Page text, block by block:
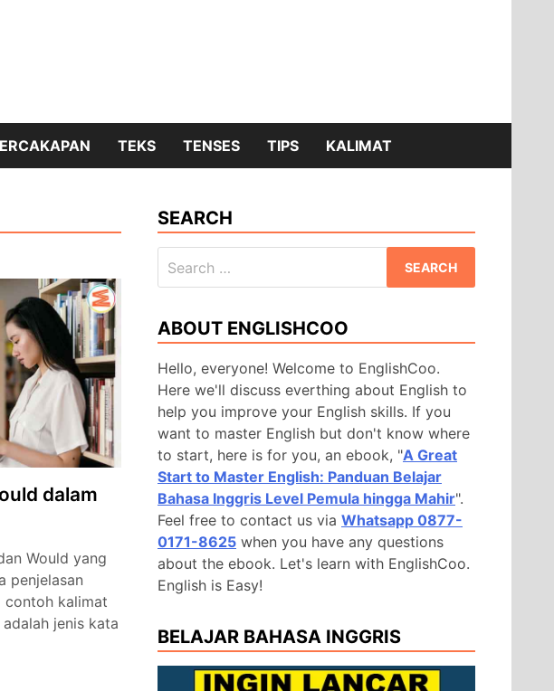
TEKS TENSES TIPS KALIMAT
dalam
Would yang
penjelasan
contoh kalimat
jenis kata
SEARCH
for:
ABOUT ENGLISHCOO
Hello, everyone! Welcome to EnglishCoo.
Here we'll discuss everthing about English to
help you improve your English skills. If you
want to master English but don't know where
to start, here is for you, an ebook, "A Great
Start to Master English: Panduan Belajar
Bahasa Inggris Level Pemula hingga Mahir".
Feel free to contact us via Whatsapp 0877-
0171-8625 when you have any questions
about the ebook. Let's learn with EnglishCoo.
English is Easy!
BELAJAR BAHASA INGGRIS